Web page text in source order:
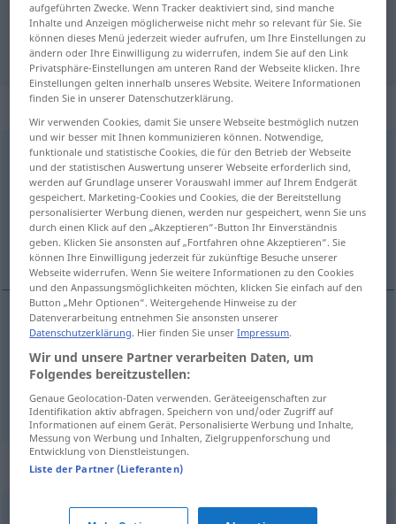
"antragen" Tschechisch
Übersetzung
„antragen“
antragen <irr>
Übersicht aller Übersetzungen
(Für mehr Details die Übersetzung anklicken/antippen)
nabízet komu co
Beispiele
jemandem et antragen
nabízet<-bídnout>komu co
Synonyme für "antragen"
aufgeführten Zwecke. Wenn Tracker deaktiviert sind, sind manche
Inhalte und Anzeigen möglicherweise nicht mehr so relevant für Sie. Sie
können dieses Menü jederzeit wieder aufrufen, um Ihre Einstellungen zu
ändern oder Ihre Einwilligung zu widerrufen, indem Sie auf den Link
Privatsphäre-Einstellungen am unteren Rand der Webseite klicken. Ihre
Einstellungen gelten innerhalb unseres Website. Weitere Informationen
finden Sie in unserer Datenschutzerklärung.
Wir verwenden Cookies, damit Sie unsere Webseite bestmöglich nutzen
und wir besser mit Ihnen kommunizieren können. Notwendige,
funktionale und statistische Cookies, die für den Betrieb der Webseite
und der statistischen Auswertung unserer Webseite erforderlich sind,
werden auf Grundlage unserer Vorauswahl immer auf Ihrem Endgerät
gespeichert. Marketing-Cookies und Cookies, die der Bereitstellung
personalisierter Werbung dienen, werden nur gespeichert, wenn Sie uns
durch einen Klick auf den „Akzeptieren“-Button Ihr Einverständnis
geben. Klicken Sie ansonsten auf „Fortfahren ohne Akzeptieren“. Sie
können Ihre Einwilligung jederzeit für zukünftige Besuche unserer
Webseite widerrufen. Wenn Sie weitere Informationen zu den Cookies
und den Anpassungsmöglichkeiten möchten, klicken Sie einfach auf den
Button „Mehr Optionen“. Weitergehende Hinweise zu der
Datenverarbeitung entnehmen Sie ansonsten unserer
Datenschutzerklärung. Hier finden Sie unserImpressum.
Wir und unsere Partner verarbeiten Daten, um
Folgendes bereitzustellen:
Genaue Geolocation-Daten verwenden. Geräteeigenschaften zur
Identifikation aktiv abfragen. Speichern von und/oder Zugriff auf
Informationen auf einem Gerät. Personalisierte Werbung und Inhalte,
Messung von Werbung und Inhalten, Zielgruppenforschung und
Entwicklung von Dienstleistungen.
Liste der Partner (Lieferanten)